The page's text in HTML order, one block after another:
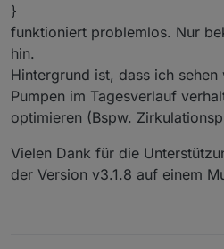
}
funktioniert problemlos. Nur
hin.
Hintergrund ist, dass ich
Pumpen im Tagesverlauf
optimieren (Bspw.
Vielen Dank für die
der Version v3.1.8 auf einem